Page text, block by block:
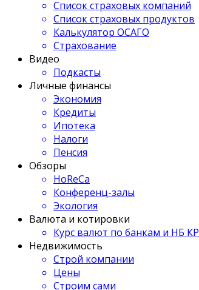
Список страховых компаний
Список страховых продуктов
Калькулятор ОСАГО
Страхование
Видео
Подкасты
Личные финансы
Экономия
Кредиты
Ипотека
Налоги
Пенсия
Обзоры
HoReCa
Конференц-залы
Экология
Валюта и котировки
Курс валют по банкам и НБ КР
Недвижимость
Строй компании
Цены
Строим сами